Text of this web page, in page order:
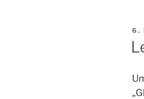
AM
6.